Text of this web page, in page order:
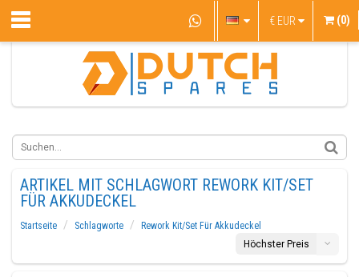
€ EUR (0)
ARTIKEL MIT SCHLAGWORT REWORK KIT/SET
FÜR AKKUDECKEL
Startseite Schlagworte
Rework Kit/Set Für Akkudeckel
Höchster Preis